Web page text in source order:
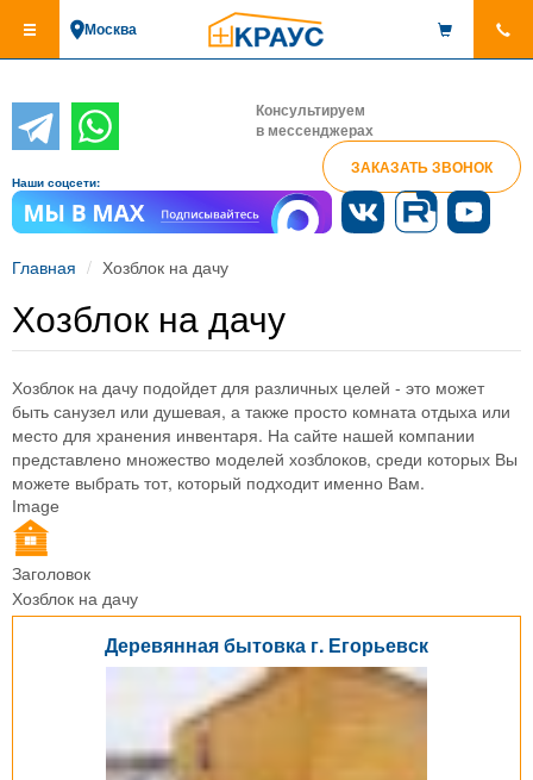
основному
Москва
Консультируем
в мессенджерах
ЗАКАЗАТЬ ЗВОНОК
Наши соцсети:
Главная Хозблок на дачу
Хозблок на дачу
Хозблок на дачу подойдет для различных целей - это может
быть санузел или душевая, а также просто комната отдыха или
место для хранения инвентаря. На сайте нашей компании
представлено множество моделей хозблоков, среди которых Вы
можете выбрать тот, который подходит именно Вам.
Image
Заголовок
Хозблок на дачу
Деревянная бытовка г. Егорьевск